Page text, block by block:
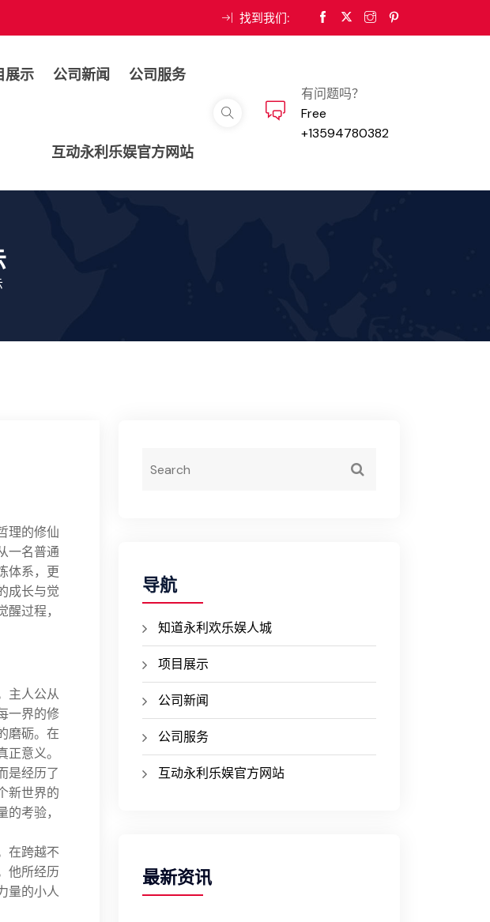
找到我们:
展示 公司新闻 公司服务
互动永利乐娱官方网站
有问题吗？
Free
+13594780382
理的修仙
一名普通
体系，更
成长与觉
过程，
主人公从
一界的修
磨砺。在
意义。
是经历了
新世界的
考验，
在跨越不
他所经历
量的小人
导航
知道永利欢乐娱人城
项目展示
公司新闻
公司服务
互动永利乐娱官方网站
最新资讯